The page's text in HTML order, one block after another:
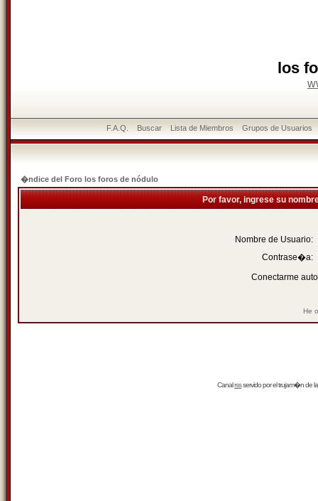
los
F.A.Q. Buscar Lista de Miembros Grupos de Usuarios
�ndice del Foro los foros de nódulo
Por favor, ingrese su
Nombre de Usuario:
Contrase�a:
Conectarme
He
Canalrssservido por eltrujam�nde